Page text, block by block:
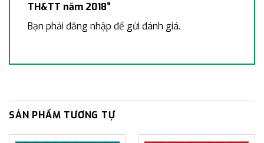
TH&TT năm 2018”
Bạn phải đăng nhập để gửi đánh giá.
SẢN PHẨM TƯƠNG TỰ